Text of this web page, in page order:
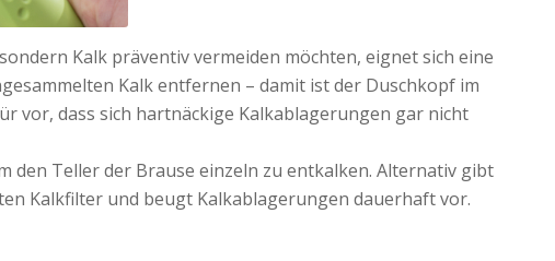
Kalk präventiv vermeiden möchten, eignet sich eine
Kalk entfernen – damit ist der Duschkopf im
vor, dass sich hartnäckige Kalkablagerungen gar nicht
den Teller der Brause einzeln zu entkalken. Alternativ gibt
Kalkfilter und beugt Kalkablagerungen dauerhaft vor.